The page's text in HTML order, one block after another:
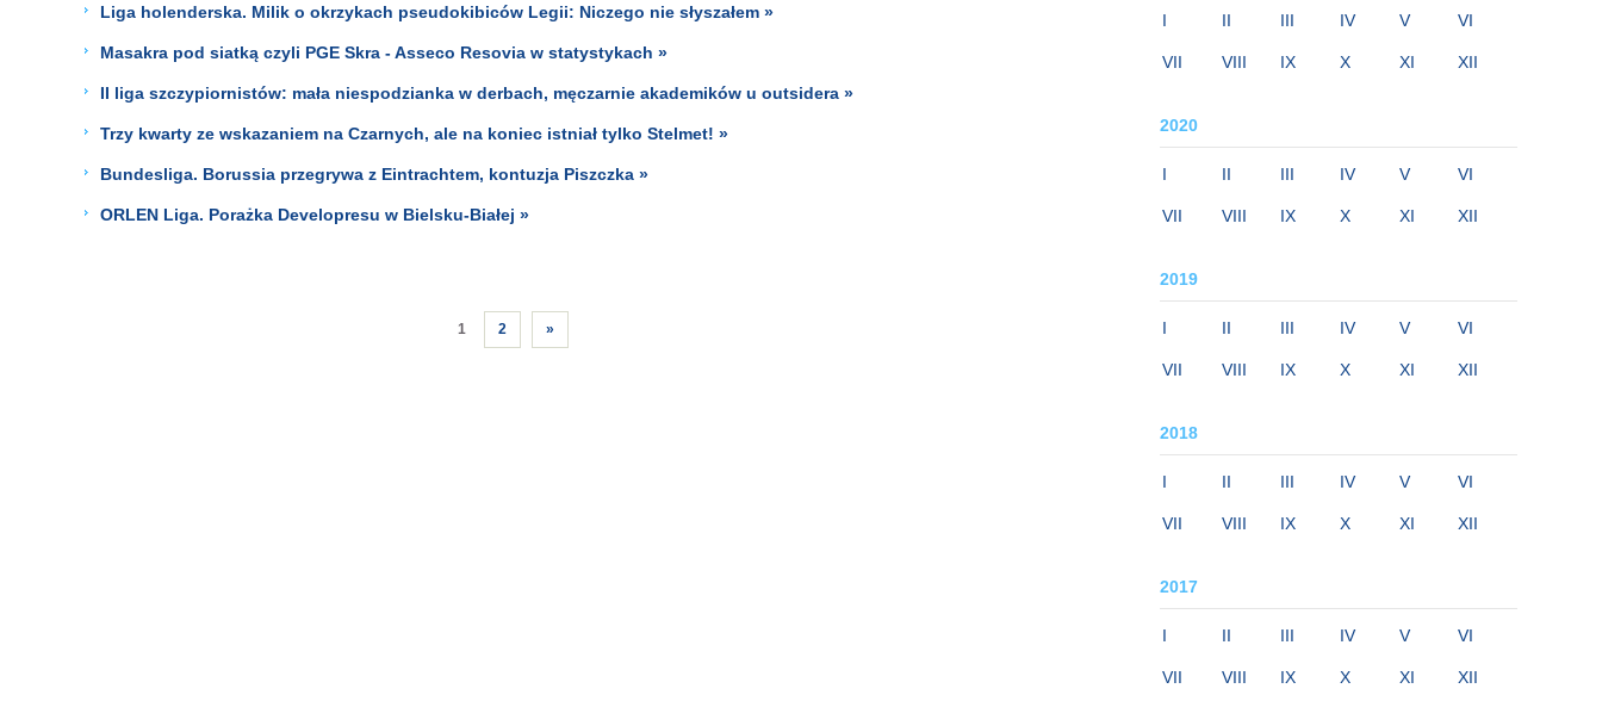
I II III IV V VI
VII VIII IX X XI XII
2020
I II III IV V VI
VII VIII IX X XI XII
2019
I II III IV V VI
VII VIII IX X XI XII
2018
I II III IV V VI
VII VIII IX X XI XII
2017
I II III IV V VI
VII VIII IX X XI XII
Liga holenderska. Milik o okrzykach pseudokibiców Legii: Niczego nie słyszałem »
Masakra pod siatką czyli PGE Skra - Asseco Resovia w statystykach »
II liga szczypiornistów: mała niespodzianka w derbach, męczarnie akademików u outsidera »
Trzy kwarty ze wskazaniem na Czarnych, ale na koniec istniał tylko Stelmet! »
Bundesliga. Borussia przegrywa z Eintrachtem, kontuzja Piszczka »
ORLEN Liga. Porażka Developresu w Bielsku-Białej »
1 2 »